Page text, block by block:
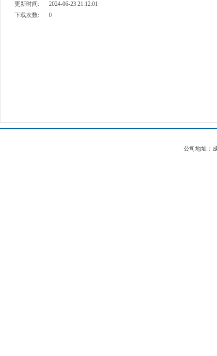
更新时间:
2024-06-23 21:12:01
下载次数:
0
公司地址：